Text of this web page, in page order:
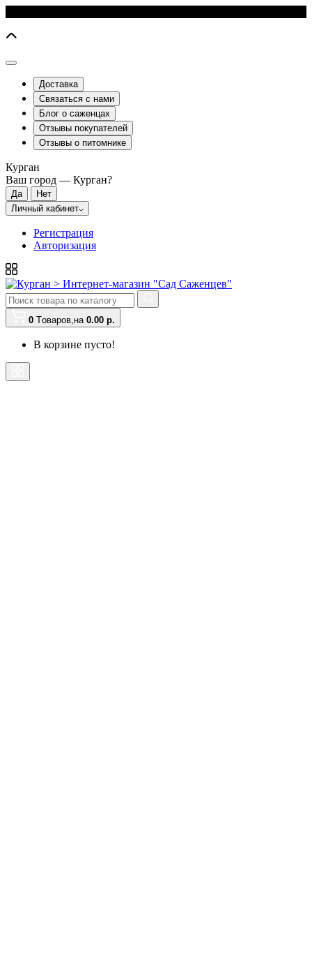
Доставка
Связаться с нами
Блог о саженцах
Отзывы покупателей
Отзывы о питомнике
Курган
Ваш город — Курган?
Личный кабинет
Регистрация
Авторизация
0 Tоваров,на 0.00 р.
В корзине пусто!